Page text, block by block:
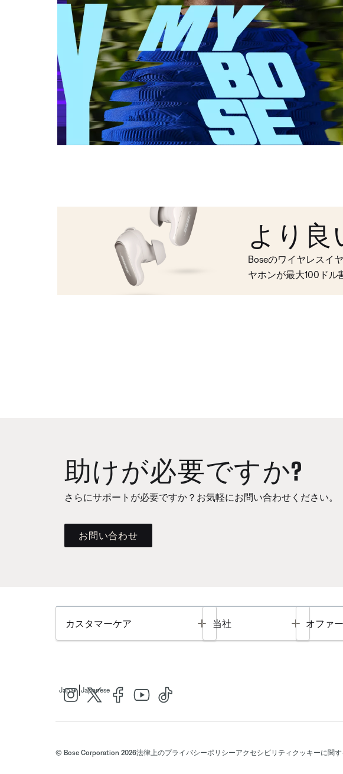
より
Boseのワイヤレスイ
ヤホンが最大100ドル
助けが必要ですか?
さらにサポートが必要ですか？お気軽にお問い合わせください。
お問い合わせ
カスタマーケア Toggle
当社 Toggle
オファー
Japan Japanese
© Bose Corporation 2026法律上のプライバシーポリシーアクセシビリティ クッキーに関